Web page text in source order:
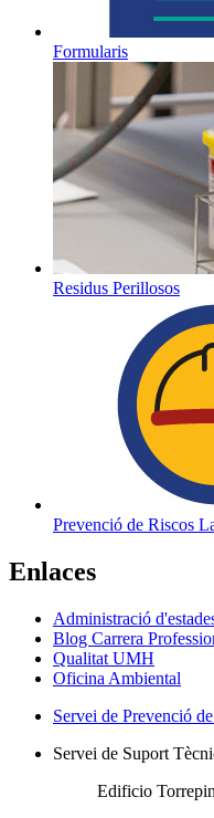
Formularis
Residus Perillosos
Prevenció de Riscos
Enlaces
Administració
Blog Carrera
Qualitat UMH
Oficina Ambiental
Servei de Prevenció
Servei de Suport
Edificio